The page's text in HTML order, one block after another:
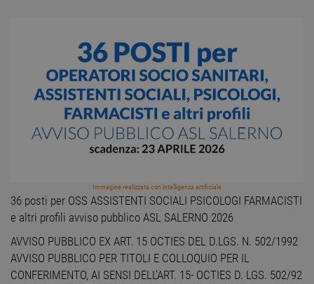
Immagine realizzata con intelligenza artificiale
36 posti per OSS ASSISTENTI SOCIALI PSICOLOGI FARMACISTI
e altri profili avviso pubblico ASL SALERNO 2026
AVVISO PUBBLICO EX ART. 15 OCTIES DEL D.LGS. N. 502/1992
AVVISO PUBBLICO PER TITOLI E COLLOQUIO PER IL
CONFERIMENTO, AI SENSI DELL’ART. 15- OCTIES D. LGS. 502/92